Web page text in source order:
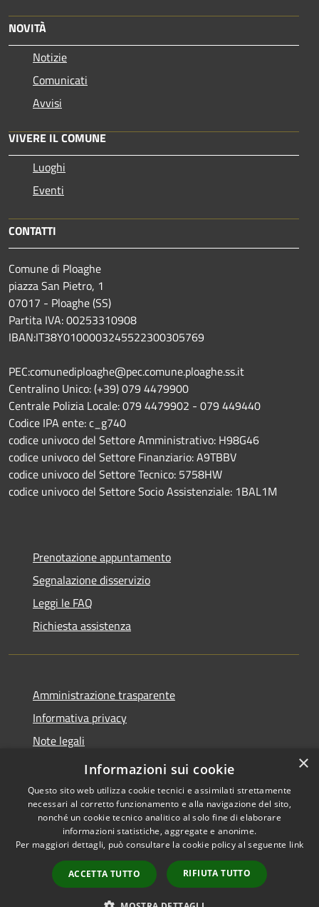
NOVITÀ
Notizie
Comunicati
Avvisi
VIVERE IL COMUNE
Luoghi
Eventi
CONTATTI
Comune di Ploaghe
piazza San Pietro, 1
07017 - Ploaghe (SS)
Partita IVA: 00253310908
IBAN:IT38Y0100003245522300305769
PEC:comunediploaghe@pec.comune.ploaghe.ss.it
Centralino Unico: (+39) 079 4479900
Centrale Polizia Locale: 079 4479902 - 079 449440
Codice IPA ente: c_g740
codice univoco del Settore Amministrativo: H98G46
codice univoco del Settore Finanziario: A9TBBV
codice univoco del Settore Tecnico: 5758HW
codice univoco del Settore Socio Assistenziale: 1BAL1M
Prenotazione appuntamento
Segnalazione disservizio
Leggi le FAQ
Richiesta assistenza
Amministrazione trasparente
Informativa privacy
Note legali
Dichiarazione di accessibilità
Accessibilità
Copyright © 2026 • Comune di
Ploaghe • Powered by
Municipium•
Accesso
redazione
×
Informazioni sui cookie
Questo sito web utilizza cookie tecnici e assimilati strettamente
necessari al corretto funzionamento e alla navigazione del sito,
nonché un cookie tecnico analitico al solo fine di elaborare
informazioni statistiche, aggregate e anonime.
Per maggiori dettagli, può consultare la cookie policy al seguente link
ACCETTA TUTTO RIFIUTA TUTTO